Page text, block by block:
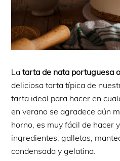
Latarta de nata portuguesa
deliciosa tarta típica de
tarta ideal para hacer en
en verano se agradece aún
horno, es muy fácil de hacer
ingredientes: galletas,
condensada y gelatina.